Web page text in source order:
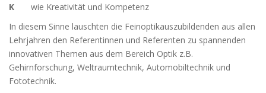
K wie Kreativität und Kompetenz
In diesem Sinne lauschten die Feinoptikauszubildenden aus allen
Lehrjahren den Referentinnen und Referenten zu spannenden
innovativen Themen aus dem Bereich Optik z.B.
Gehirnforschung, Weltraumtechnik, Automobiltechnik und
Fototechnik.